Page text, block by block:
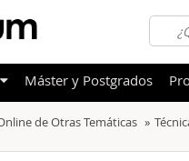
de Otras Temáticas
Máster y Postgrados